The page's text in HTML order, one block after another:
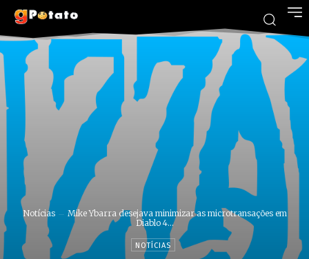
Notícias
Mike Ybarra desejava minimizar as microtransações em
Diablo 4...
NOTÍCIAS